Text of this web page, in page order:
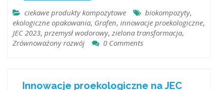
ciekawe produkty kompozytowe biokompozyty,
ekologiczne opakowania, Grafen, innowacje proekologiczne,
JEC 2023, przemysł wodorowy, zielona transformacja,
Zrównoważony rozwój
0 Comments
Innowacje proekologiczne na JEC